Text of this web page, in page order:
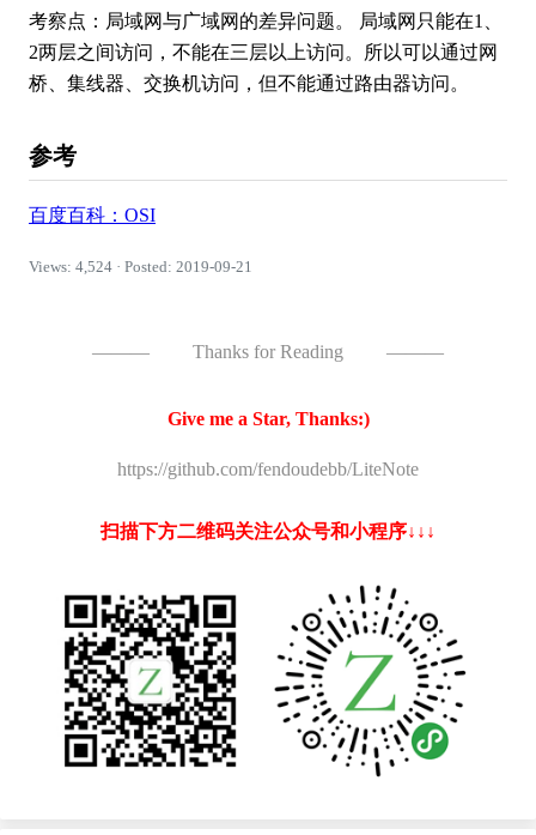
考察点：局域网与广域网的差异问题。 局域网只能在1、
2两层之间访问，不能在三层以上访问。所以可以通过网
桥、集线器、交换机访问，但不能通过路由器访问。
参考
百度百科：OSI
Views: 4,524 · Posted: 2019-09-21
——— Thanks for Reading ———
Give me a Star, Thanks:)
https://github.com/fendoudebb/LiteNote
扫描下方二维码关注公众号和小程序↓↓↓